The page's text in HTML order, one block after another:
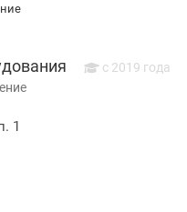
c 2019 года
1